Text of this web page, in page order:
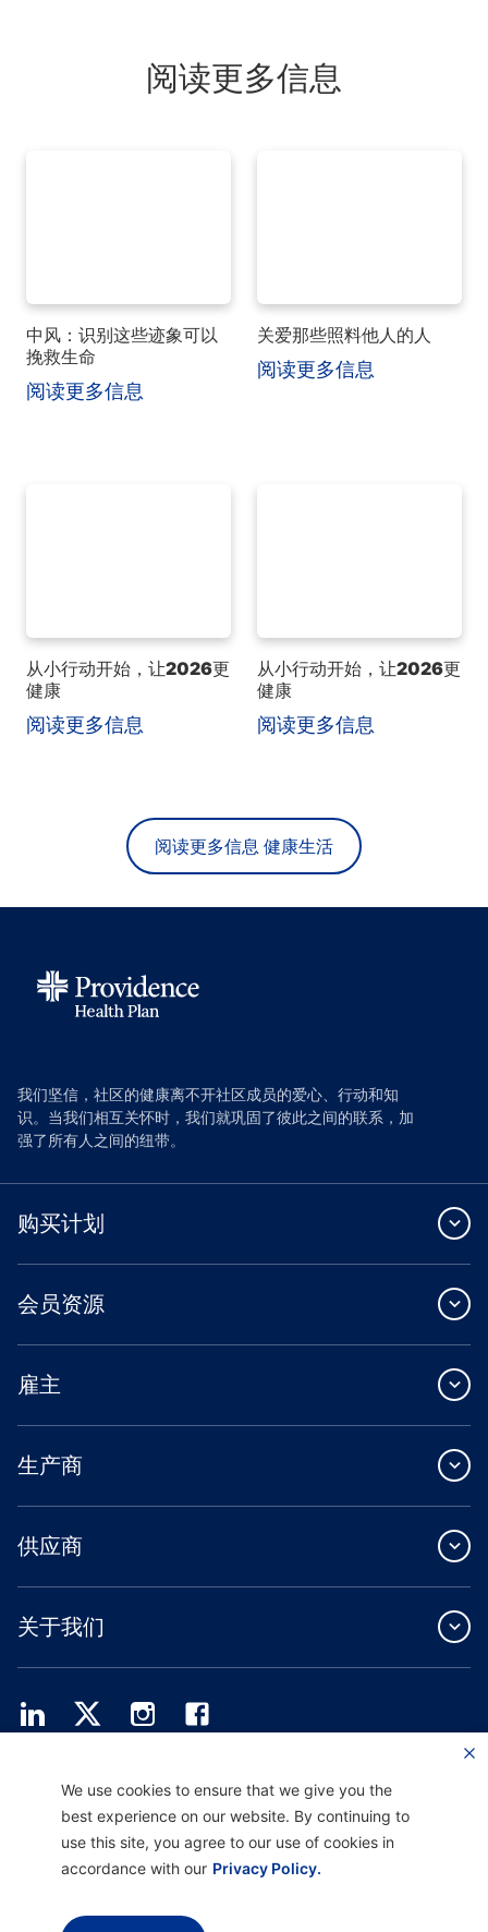
阅读更多信息
中风：识别这些迹象可以
挽救生命
阅读更多信息
关爱那些照料他人的人
阅读更多信息
从小行动开始，让2026更
健康
阅读更多信息
从小行动开始，让2026更
健康
阅读更多信息
阅读更多信息 健康生活
我们坚信，社区的健康离不开社区成员的爱心、行动和知
识。当我们相互关怀时，我们就巩固了彼此之间的联系，加
强了所有人之间的纽带。
购买计划
会员资源
雇主
生产商
供应商
关于我们
Providence Health Plan 提供商业团体、个人健康保障和 ASO 服务。
Providence Health Assurance 是一家 HMO、HMO-POS 和 HMO SNP，与
Medicare 和俄勒冈州健康计划签有合同。Providence Health Assurance 的注册取决
于合同续约。
免责声明 |非歧视和沟通协助 | 隐私惯例通知
We use cookies to ensure that we give you the
best experience on our website. By continuing to
use this site, you agree to our use of cookies in
accordance with our Privacy Policy.